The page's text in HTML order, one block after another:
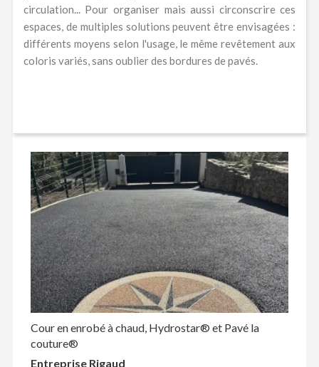
circulation... Pour organiser mais aussi circonscrire ces
espaces, de multiples solutions peuvent être envisagées :
différents moyens selon l'usage, le même revêtement aux
coloris variés, sans oublier des bordures de pavés.
Cour en enrobé à chaud, Hydrostar® et Pavé la
couture®
Entreprise Rigaud